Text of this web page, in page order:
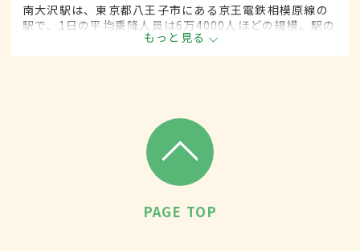
南大沢駅は、東京都八王子市にある京王電鉄相模原線の
駅で、1日の平均乗降人員は6万4000人ほどの規模。駅の
北側には大学やアウトレットモールが、南側にはさまざ
まな商業施設があり、利便性が高い。
もっと見る
PAGE TOP